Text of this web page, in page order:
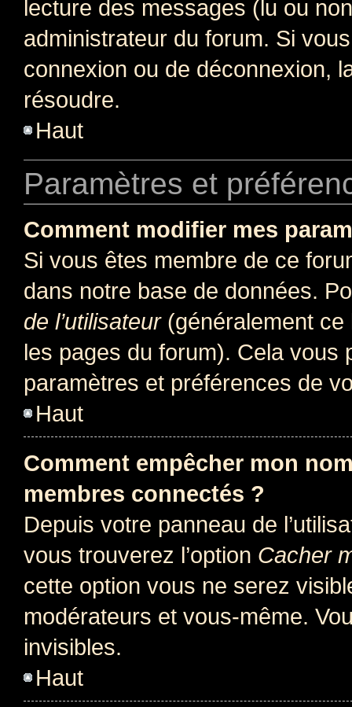
lecture des messages (lu ou
administrateur du forum. Si
connexion ou de déconnexion,
résoudre.
Haut
Paramètres et
Comment modifier mes
Si vous êtes membre de ce
dans notre base de données.
de l’utilisateur(généralement ce
les pages du forum). Cela vous
paramètres et préférences de
Haut
Comment empêcher mon
membres connectés ?
Depuis votre panneau de
vous trouverez l’option Cacher
cette option vous ne serez
modérateurs et vous-même.
invisibles.
Haut